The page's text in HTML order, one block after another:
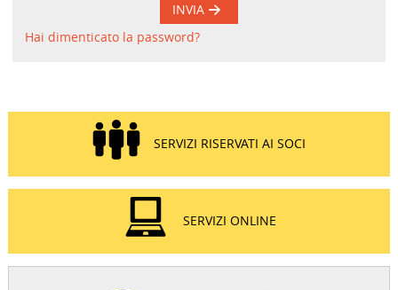
INVIA
Hai dimenticato la password?
SERVIZI RISERVATI AI SOCI
SERVIZI ONLINE